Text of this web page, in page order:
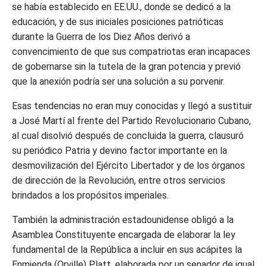
se había establecido en EE.UU., donde se dedicó a la
educación, y de sus iniciales posiciones patrióticas
durante la Guerra de los Diez Años derivó a
convencimiento de que sus compatriotas eran incapaces
de gobernarse sin la tutela de la gran potencia y previó
que la anexión podría ser una solución a su porvenir.
Esas tendencias no eran muy conocidas y llegó a sustituir
a José Martí al frente del Partido Revolucionario Cubano,
al cual disolvió después de concluida la guerra, clausuró
su periódico Patria y devino factor importante en la
desmovilización del Ejército Libertador y de los órganos
de dirección de la Revolución, entre otros servicios
brindados a los propósitos imperiales.
También la administración estadounidense obligó a la
Asamblea Constituyente encargada de elaborar la ley
fundamental de la República a incluir en sus acápites la